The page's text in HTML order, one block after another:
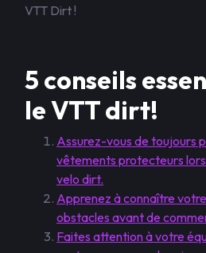
VTT Dirt !
5 conseils
le VTT dirt!
Assurez-vous de toujours
vêtements protecteurs
velo dirt.
Apprenez à connaître
obstacles avant de
Faites attention à votre